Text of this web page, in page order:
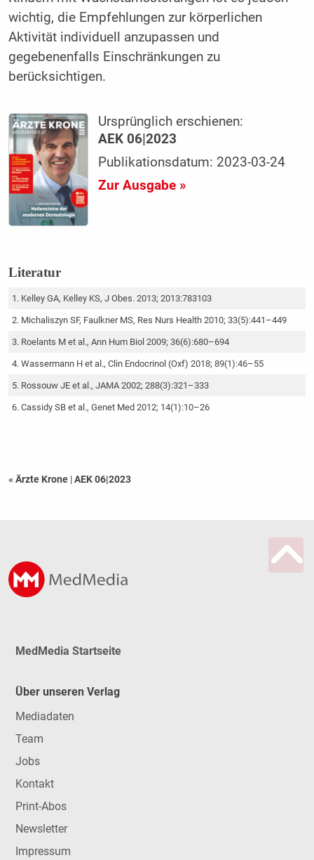
wichtig, die Empfehlungen zur körperlichen
Aktivität individuell anzupassen und
gegebenenfalls Einschränkungen zu
berücksichtigen.
Ursprünglich erschienen:
AEK 06|2023
Publikationsdatum: 2023-03-24
Zur Ausgabe »
Literatur
Kelley GA, Kelley KS, J Obes. 2013; 2013:783103
Michaliszyn SF, Faulkner MS, Res Nurs Health 2010; 33(5):441–449
Roelants M et al., Ann Hum Biol 2009; 36(6):680–694
Wassermann H et al., Clin Endocrinol (Oxf) 2018; 89(1):46–55
Rossouw JE et al., JAMA 2002; 288(3):321–333
Cassidy SB et al., Genet Med 2012; 14(1):10–26
« Ärzte Krone |AEK 06|2023
MedMedia Startseite
Über unseren Verlag
Mediadaten
Team
Jobs
Kontakt
Print-Abos
Newsletter
Impressum